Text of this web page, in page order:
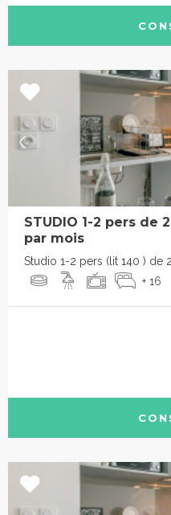
STUDIO 1-2 pers de
par mois
Studio 1-2 pers (lit 140 )
+ 16